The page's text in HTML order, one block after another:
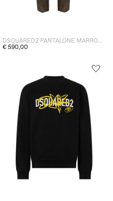
DSQUARED2 PANTALONE MARRONE UOMO
€ 590,00